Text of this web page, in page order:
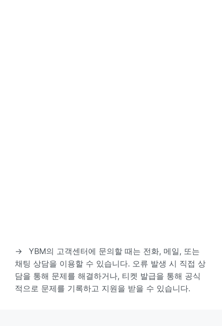
→
YBM의 고객센터에 문의할 때는 전화, 메일, 또는
채팅 상담을 이용할 수 있습니다. 오류 발생 시 직접 상
담을 통해 문제를 해결하거나, 티켓 발급을 통해 공식
적으로 문제를 기록하고 지원을 받을 수 있습니다.